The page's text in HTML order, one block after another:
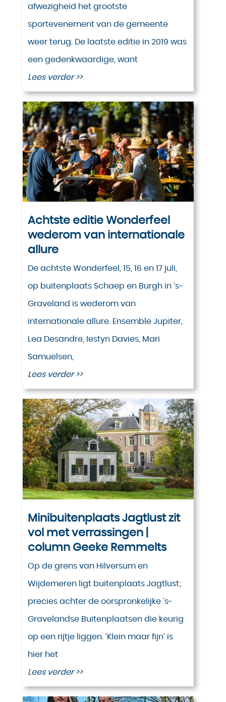
afwezigheid het grootste
sportevenement van de gemeente
weer terug. De laatste editie in 2019 was
een gedenkwaardige, want
Lees verder >>
Achtste editie Wonderfeel
wederom van internationale
allure
De achtste Wonderfeel, 15, 16 en 17 juli,
op buitenplaats Schaep en Burgh in ’s-
Graveland is wederom van
internationale allure. Ensemble Jupiter,
Lea Desandre, Iestyn Davies, Mari
Samuelsen,
Lees verder >>
Minibuitenplaats Jagtlust zit
vol met verrassingen |
column Geeke Remmelts
Op de grens van Hilversum en
Wijdemeren ligt buitenplaats Jagtlust;
precies achter de oorspronkelijke ’s-
Gravelandse Buitenplaatsen die keurig
op een rijtje liggen. ‘Klein maar fijn’ is
hier het
Lees verder >>